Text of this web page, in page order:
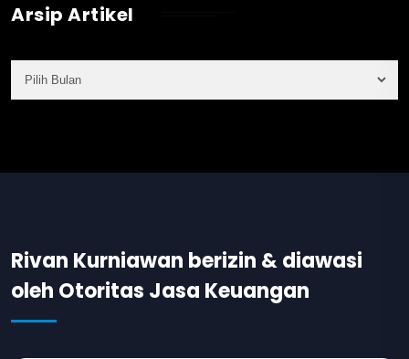
Arsip Artikel
Rivan Kurniawan berizin & diawasi
oleh Otoritas Jasa Keuangan